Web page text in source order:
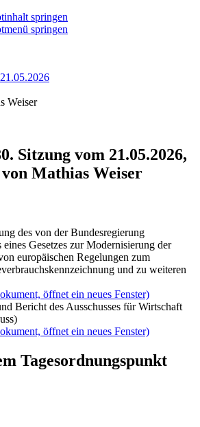
springen
springen
Weiser
Sitzung vom 21.05.2026,
Mathias Weiser
des von der Bundesregierung
Gesetzes zur Modernisierung der
europäischen Regelungen zum
und zu weiteren
öffnet ein neues Fenster)
Bericht des Ausschusses für Wirtschaft
öffnet ein neues Fenster)
Tagesordnungspunkt